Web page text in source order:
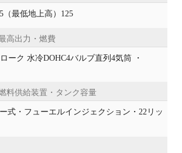
（最低地上高）125
高出力・燃費
ーク 水冷DOHC4バルブ直列4気筒 ・
料供給装置・タンク容量
式・フューエルインジェクション・22リッ